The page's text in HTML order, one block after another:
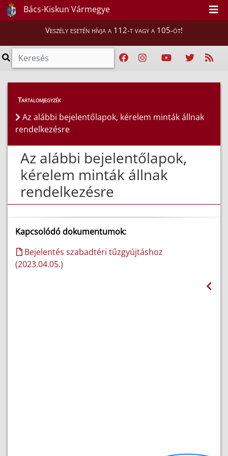
Bács-Kiskun Vármegye
Veszély esetén hívja a 112-t vagy a 105-öt!
Hatósági ügyek
Letölthető bejelentőlapok, kérelem minták
Tartalomjegyzék
Az alábbi bejelentőlapok, kérelem minták állnak
rendelkezésre
Az alábbi bejelentőlapok,
kérelem minták állnak
rendelkezésre
Kapcsolódó dokumentumok:
Bejelentés szabadtéri tűzgyújtáshoz
(2023.04.05.)